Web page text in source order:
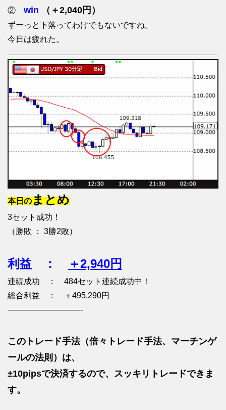
② win （＋2,040円）
ずーっと下落ってわけでもないですね。
今日は疲れた。
本日のまとめ
3セット成功！
（勝敗 ： 3勝2敗）
利益 ： ＋2,940円
連続成功 ： 484セット連続成功中！
総合利益 ： ＋495,290円
—————————-
このトレード手法（倍々トレード手法、マーチンゲ
ールの法則）は、
±10pipsで決済するので、スッキリトレードできま
す。